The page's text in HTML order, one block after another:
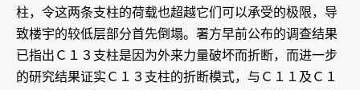
柱，令这两条支柱的荷载也超越它们可以承受的极限，导
致楼宇的较低层部分首先倒塌。署方早前公布的调查结果
已指出Ｃ１３支柱是因为外来力量破坏而折断，而进一步
的研究结果证实Ｃ１３支柱的折断模式，与Ｃ１１及Ｃ１